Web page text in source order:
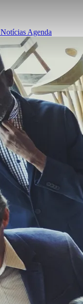
Notícias Agenda